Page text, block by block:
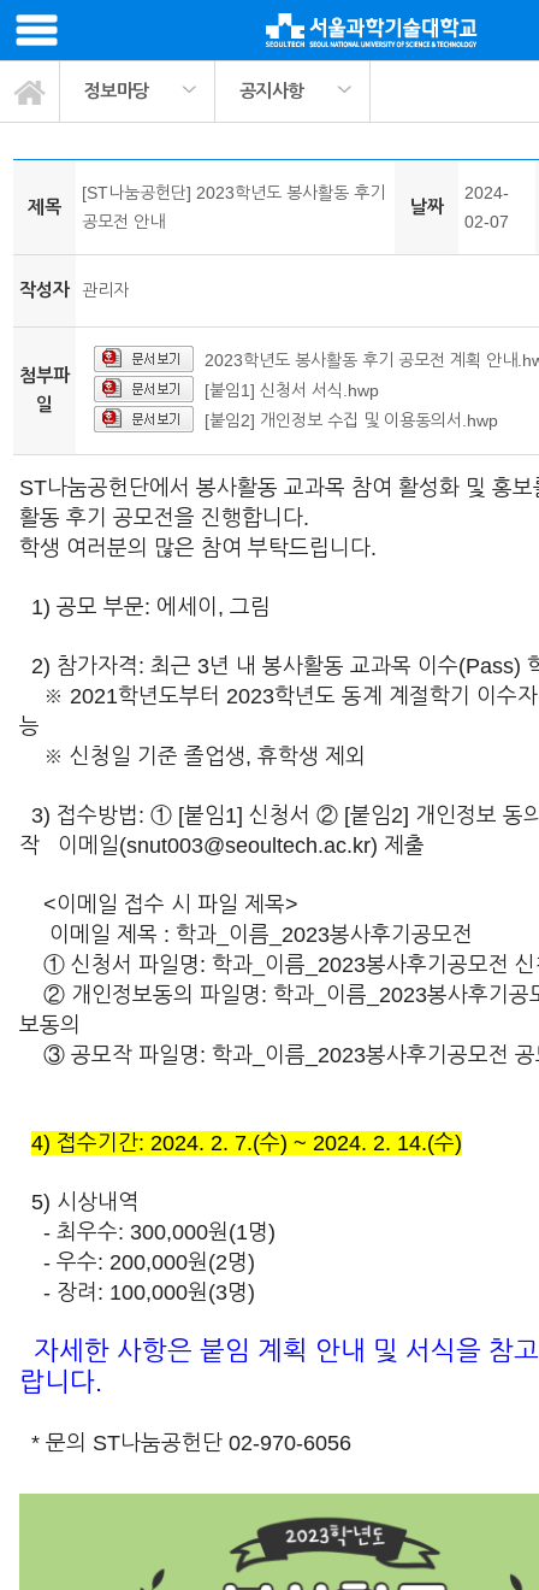
정보마당 공지사항
ST나눔공헌단 소개
봉사활동 교과목소개
사회봉사 프로그램
정보마당
마이페이지
공지사항
활동정보나눔
서식자료실
활동사진
팀매칭 커뮤니티
관련기관링크
제목
[ST나눔공헌단] 2023학년도 봉사활동 후기
공모전 안내
날짜
2024-
02-07
작성자 관리자
첨부파
일
2023학년도 봉사활동 후기 공모전 계획 안내
[붙임1] 신청서 서식.hwp
[붙임2] 개인정보 수집 및 이용동의서.hwp
ST나눔공헌단에서 봉사활동 교과목 참여 활성화 및 홍
활동 후기 공모전을 진행합니다.
학생 여러분의 많은 참여 부탁드립니다.
1) 공모 부문: 에세이, 그림
2) 참가자격: 최근 3년 내 봉사활동 교과목 이수(Pass)
※ 2021학년도부터 2023학년도 동계 계절학기 이수
능
※ 신청일 기준 졸업생, 휴학생 제외
3) 접수방법: ① [붙임1] 신청서 ② [붙임2] 개인정보 동
작 이메일(snut003@seoultech.ac.kr) 제출
<이메일 접수 시 파일 제목>
이메일 제목 : 학과_이름_2023봉사후기공모전
① 신청서 파일명: 학과_이름_2023봉사후기공모전 신
② 개인정보동의 파일명: 학과_이름_2023봉사후기공
보동의
③ 공모작 파일명: 학과_이름_2023봉사후기공모전 공
4) 접수기간: 2024. 2. 7.(수) ~ 2024. 2. 14.(수)
5) 시상내역
- 최우수: 300,000원(1명)
- 우수: 200,000원(2명)
- 장려: 100,000원(3명)
자세한 사항은 붙임 계획 안내 및 서식을 참
랍니다.
* 문의 ST나눔공헌단 02-970-6056